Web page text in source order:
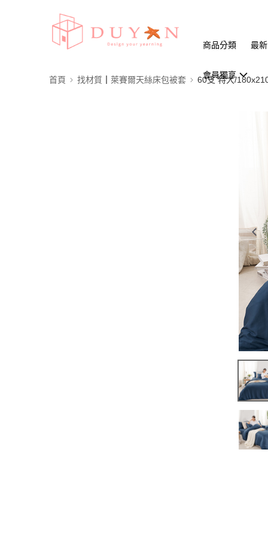
商品分類 最
會員獨享
首頁 找材質┃萊賽爾天絲床包被套 60支 特大/